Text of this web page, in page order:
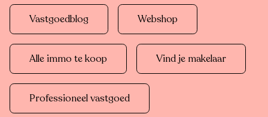
Vastgoedblog Webshop
Alle immo te koop Vind je makelaar
Professioneel vastgoed